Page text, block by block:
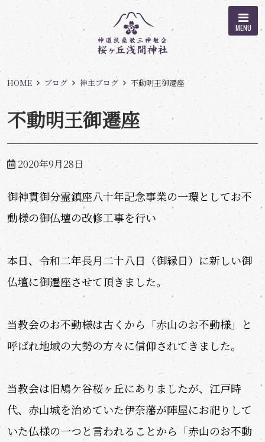
MENU
HOME ブログ 神主ブログ 不動明王御遷座
不動明王御遷座
2020年9月28日
御神貫御分霊鎮座八十年記念事業の一環としてお不
動様の御仏壇の改修工事を行い
本日、令和二年長月二十八日（御縁日）に新しい御
仏壇に御遷座させて頂きました。
当教会のお不動様は古くから「赤山のお不動様」と
呼ばれ地域の大勢の方々に信仰されてきました。
当教会は旧鳩ケ谷桜ヶ丘にありましたが、江戸時
代、赤山城を治めていた伊奈藩が陣屋にお祀りして
いた仏様の一つと言われることから「赤山のお不動